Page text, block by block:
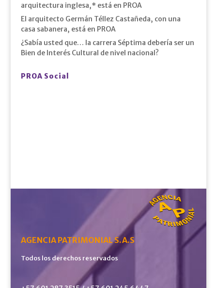
arquitectura inglesa,* está en PROA
El arquitecto Germán Téllez Castañeda, con una
casa sabanera, está en PROA
¿Sabía usted que… la carrera Séptima debería ser un
Bien de Interés Cultural de nivel nacional?
PROA Social
AGENCIA PATRIMONIAL S.A.S
Todos los derechos reservados